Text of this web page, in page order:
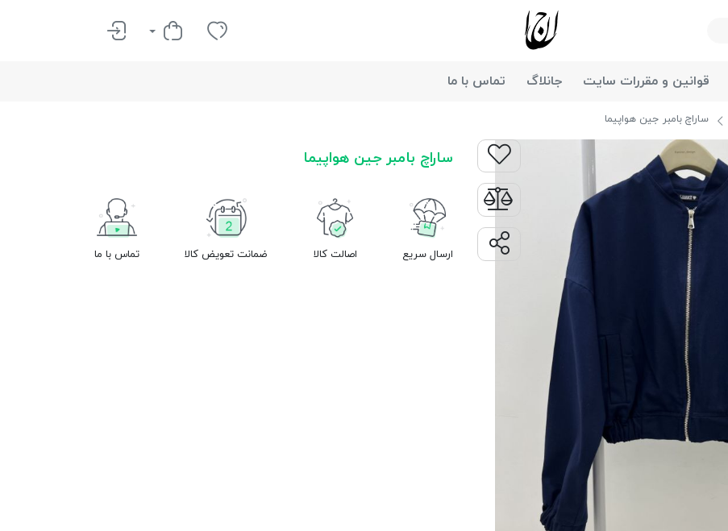
قوانین و مقررات سایت جانلاگ تماس با ما
ساراچ بامبر جین هواپیما
ساراچ بامبر جین هواپیما
ارسال سریع اصالت کالا ضمانت تعویض کالا تماس با ما